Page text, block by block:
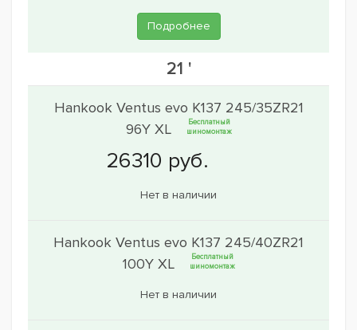
Подробнее
21 '
Hankook Ventus evo K137 245/35ZR21
96Y XL
Бесплатный
шиномонтаж
Нет в наличии
Hankook Ventus evo K137 245/40ZR21
100Y XL
Бесплатный
шиномонтаж
Нет в наличии